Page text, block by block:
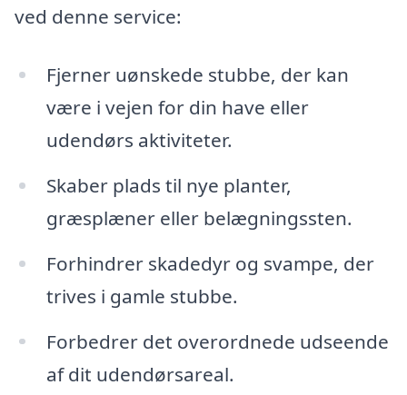
ved denne service:
Fjerner uønskede stubbe, der kan
være i vejen for din have eller
udendørs aktiviteter.
Skaber plads til nye planter,
græsplæner eller belægningssten.
Forhindrer skadedyr og svampe, der
trives i gamle stubbe.
Forbedrer det overordnede udseende
af dit udendørsareal.